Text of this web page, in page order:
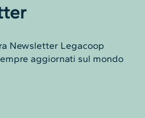
Newsletter Legacoop
aggiornati sul mondo